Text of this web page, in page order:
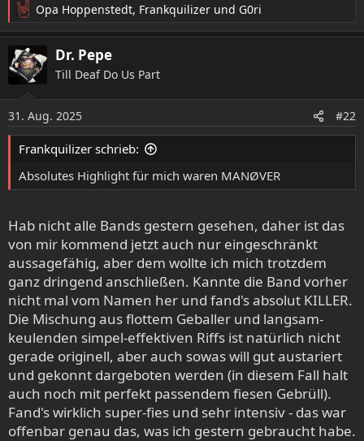
R
e
a
k
t
n
e
n
Opa Hoppenstedt, Frankquilizer und G0ri
Dr. Pepe
Till Deaf Do Us Part
31. Aug. 2025 #22
Frankquilizer schrieb:
Absolutes Highlight für mich waren MANØVER
Hab nicht alle Bands gestern gesehen, daher ist das
von mir kommend jetzt auch nur eingeschränkt
aussagefähig, aber dem wollte ich mich trotzdem
ganz dringend anschließen. Kannte die Band vorher
nicht mal vom Namen her und fand's absolut KILLER.
Die Mischung aus flottem Geballer und langsam-
keulenden simpel-effektiven Riffs ist natürlich nicht
gerade originell, aber auch sowas will gut austariert
und gekonnt dargeboten werden (in diesem Fall halt
auch noch mit perfekt passendem fiesen Gebrüll).
Fand's wirklich super-fies und sehr intensiv - das war
offenbar genau das, was ich gestern gebraucht habe.